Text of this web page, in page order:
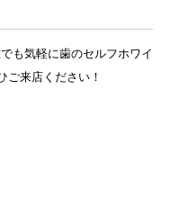
も気軽に歯のセルフホワイ
ご来店ください！